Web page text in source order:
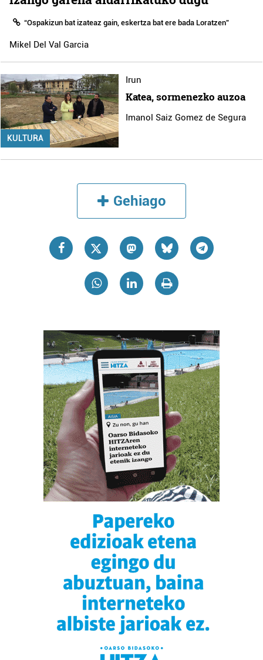
“Ospakizun bat izateaz gain, eskertza bat ere bada Loratzen”
Mikel Del Val Garcia
KULTURA
Irun
Katea, sormenezko auzoa
Imanol Saiz Gomez de Segura
Gehiago